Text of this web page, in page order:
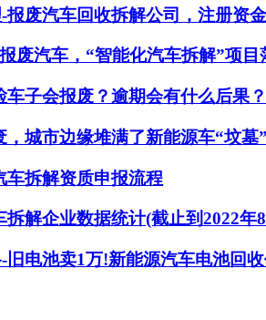
废汽车回收拆解公司，注册资
废汽车，“智能化汽车拆解”项目
子会报废？逾期会有什么后果？
城市边缘堆满了新能源车“坟墓
车拆解资质申报流程
解企业数据统计(截止到2022年
电池卖1万!新能源汽车电池回